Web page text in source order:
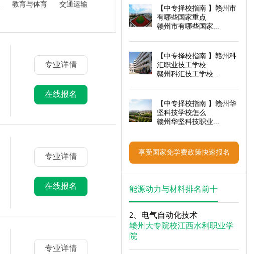
教育与体育
交通运输
专业详情
在线报名
专业详情
在线报名
专业详情
【中专择校指南 】赣州市
有哪些国家重点
赣州市有哪些国家...
【中专择校指南 】赣州科
汇职业技工学校
赣州科汇技工学校...
【中专择校指南 】赣州华
坚科技学校怎么
赣州华坚科技职业...
享受国家免学费政策快速报名
能源动力与材料排名前十
2、 电气自动化技术
赣州大专院校江西水利职业学
院